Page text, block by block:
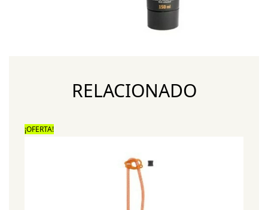
RELACIONADO
¡OFERTA!